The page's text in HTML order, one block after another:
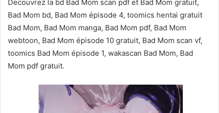
Decouvrez la bd Bad Mom scan pdf et Bad Mom gratuit,
Bad Mom bd, Bad Mom épisode 4, toomics hentai gratuit
Bad Mom, Bad Mom manga, Bad Mom pdf, Bad Mom
webtoon, Bad Mom épisode 10 gratuit, Bad Mom scan vf,
toomics Bad Mom épisode 1, wakascan Bad Mom, Bad
Mom pdf gratuit.